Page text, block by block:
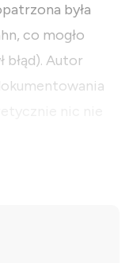
była
co mogło
błąd). Autor